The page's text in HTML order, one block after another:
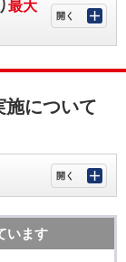
最大
施について
います